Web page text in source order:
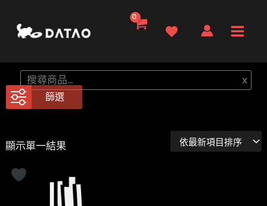
要
內
Menu
搜
尋
x
篩選
顯示單一結果